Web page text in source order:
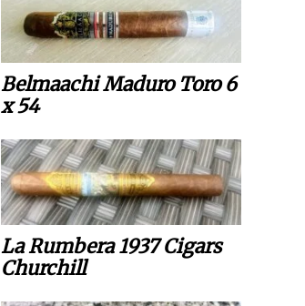
Belmaachi Maduro Toro 6
x 54
La Rumbera 1937 Cigars
Churchill